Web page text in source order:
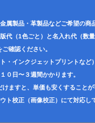
属製品・革製品などご希望の商
代（1色ごと）と名入れ代（数
確認ください。
・インクジェットプリントな
０日〜３週間かかります。
ますと、単価も安くすることが
ト校正（画像校正）にて対応